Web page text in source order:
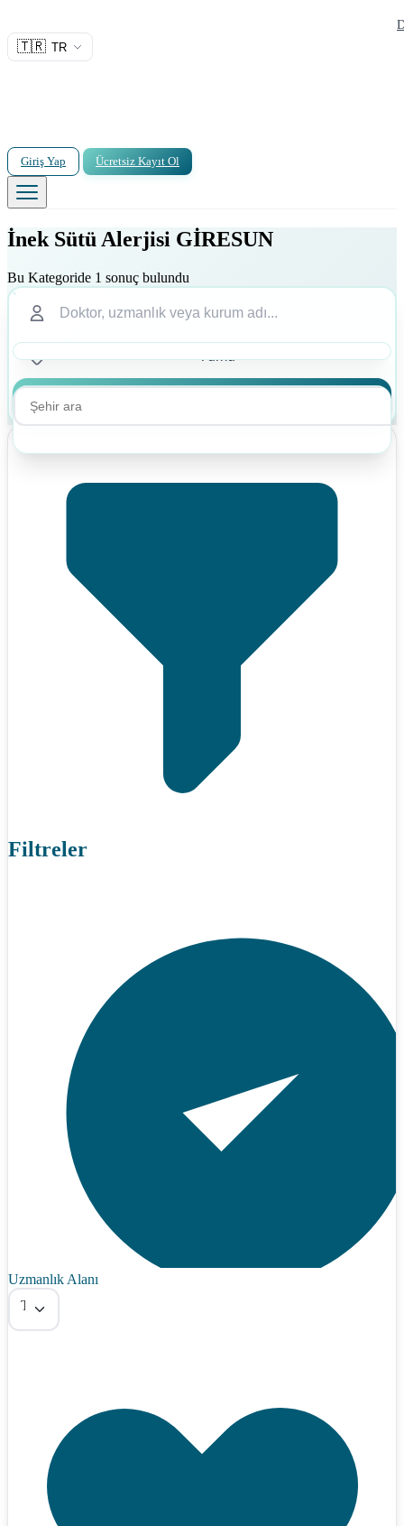
🇹🇷 TR
Giriş Yap Ücretsiz Kayıt Ol
İnek Sütü Alerjisi GİRESUN
Bu Kategoride 1 sonuç bulundu
Filtreler
Uzmanlık Alanı
Tümü